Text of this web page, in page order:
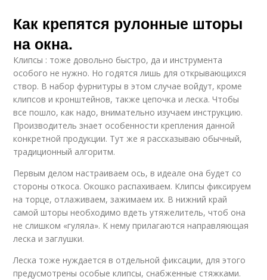
Как крепятся рулонные шторы
на окна.
Клипсы : тоже довольно быстро, да и инструмента
особого не нужно. Но годятся лишь для открывающихся
створ. В набор фурнитуры в этом случае войдут, кроме
клипсов и кронштейнов, также цепочка и леска. Чтобы
все пошло, как надо, внимательно изучаем инструкцию.
Производитель знает особенности крепления данной
конкретной продукции. Тут же я рассказываю обычный,
традиционный алгоритм.
Первым делом настраиваем ось, в идеале она будет со
стороны откоса. Окошко распахиваем. Клипсы фиксируем
на торце, отлаживаем, зажимаем их. В нижний край
самой шторы необходимо вдеть утяжелитель, чтоб она
не слишком «гуляла». К нему прилагаются направляющая
леска и заглушки.
Леска тоже нуждается в отдельной фиксации, для этого
предусмотрены особые клипсы, снабженные стяжками.